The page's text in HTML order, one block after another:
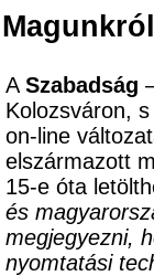
Magunkról
A Szabadság
Kolozsváron,
on-line
elszármazott
15-e óta
és
megjegyezni,
nyomtatási